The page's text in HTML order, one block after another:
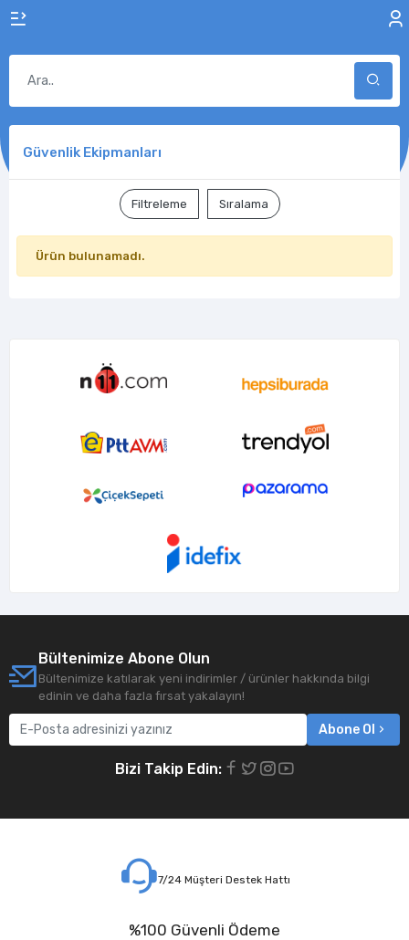
Güvenlik Ekipmanları
Filtreleme Sıralama
Ürün bulunamadı.
Bültenimize Abone Olun
Bültenimize katılarak yeni indirimler / ürünler hakkında bilgi
edinin ve daha fazla fırsat yakalayın!
Abone Ol
Bizi Takip Edin:
7/24 Müşteri Destek Hattı
%100 Güvenli Ödeme